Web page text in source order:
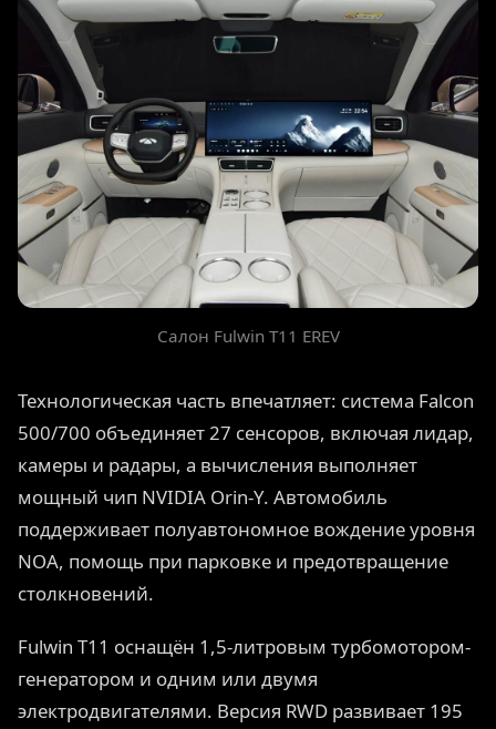
Салон Fulwin T11 EREV
Технологическая часть впечатляет: система Falcon
500/700 объединяет 27 сенсоров, включая лидар,
камеры и радары, а вычисления выполняет
мощный чип NVIDIA Orin-Y. Автомобиль
поддерживает полуавтономное вождение уровня
NOA, помощь при парковке и предотвращение
столкновений.
Fulwin T11 оснащён 1,5-литровым турбомотором-
генератором и одним или двумя
электродвигателями. Версия RWD развивает 195